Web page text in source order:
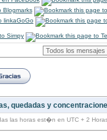
quedadas y
las horas est�n en UTC + 2